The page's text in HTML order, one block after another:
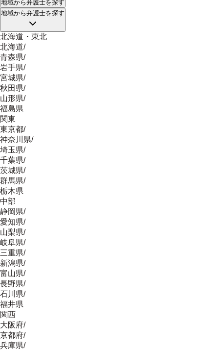
地域から弁護士を探す
地域から弁護士を探す
北海道・東北
北海道/
青森県/
岩手県/
宮城県/
秋田県/
山形県/
福島県
関東
東京都/
神奈川県/
埼玉県/
千葉県/
茨城県/
群馬県/
栃木県
中部
静岡県/
愛知県/
山梨県/
岐阜県/
三重県/
新潟県/
富山県/
長野県/
石川県/
福井県
関西
大阪府/
京都府/
兵庫県/